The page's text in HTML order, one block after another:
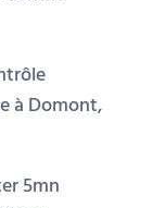
à Domont,
5mn